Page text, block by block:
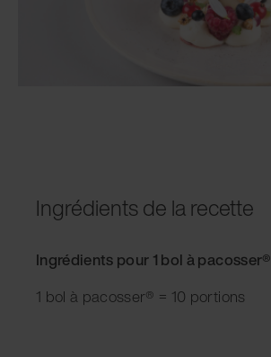
Ingrédients de la recette
Ingrédients pour 1 bol à pacosser®
1 bol à pacosser® = 10 portions